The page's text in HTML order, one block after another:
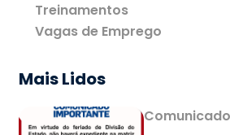
Treinamentos
Vagas de Emprego
Mais Lidos